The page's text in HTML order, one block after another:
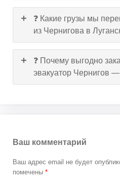
❓ Какие грузы мы
из Чернигова в
❓ Почему выгодно
эвакуатор Чернигов —
Ваш комментарий
Ваш адрес email не будет
помечены *